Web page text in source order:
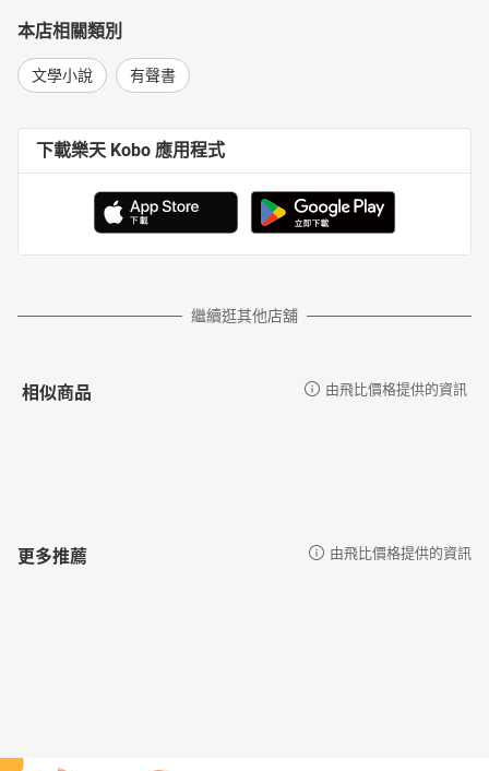
本店相關類別
文學小說 有聲書
下載樂天 Kobo 應用程式
繼續逛其他店舖
相似商品 由飛比價格提供的資訊
更多推薦 由飛比價格提供的資訊